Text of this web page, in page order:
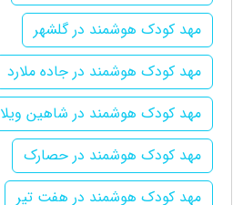
مهد کودک هوشمند در گلشهر
مهد کودک هوشمند در جاده ملارد
مهد کودک هوشمند در شاهین ویلا
مهد کودک هوشمند در حصارک
مهد کودک هوشمند در هفت تیر